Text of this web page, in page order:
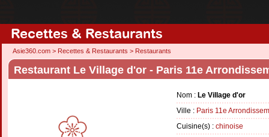
Recettes & Restaurants
Asie360.com > Recettes & Restaurants > Restaurants
Restaurant Le Village d'or - Paris 11e
Nom : Le Village d'or
Ville : Paris 11e
Cuisine(s) : chinoise